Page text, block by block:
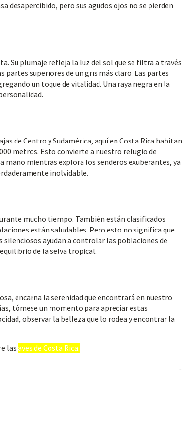
desapercibido, pero sus agudos ojos no se pierden
Su plumaje refleja la luz del sol que se filtra a través
partes superiores de un gris más claro. Las partes
un toque de vitalidad. Una raya negra en la
de Centro y Sudamérica, aquí en Costa Rica habitan
metros. Esto convierte a nuestro refugio de
mano mientras explora los senderos exuberantes, ya
inolvidable.
mucho tiempo. También están clasificados
están saludables. Pero esto no significa que
silenciosos ayudan a controlar las poblaciones de
de la selva tropical.
encarna la serenidad que encontrará en nuestro
tómese un momento para apreciar estas
observar la belleza que lo rodea y encontrar la
las aves de Costa Rica.